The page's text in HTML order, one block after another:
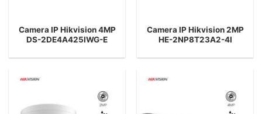
Camera IP Hikvision 4MP
DS-2DE4A425IWG-E
Camera IP Hikvision 2MP
HE-2NP8T23A2-4I